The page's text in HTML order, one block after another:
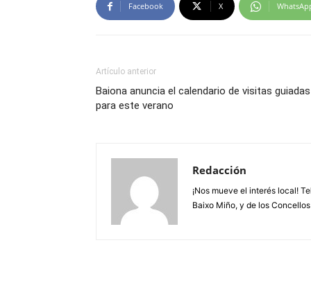
Facebook X
Artículo anterior
Baiona anuncia el calendario de visitas guiadas
para este verano
Redacción
¡Nos mueve el interés local!
Baixo Miño, y de los